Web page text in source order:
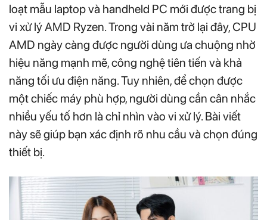
loạt mẫu laptop và handheld PC mới được trang bị
vi xử lý AMD Ryzen. Trong vài năm trở lại đây, CPU
AMD ngày càng được người dùng ưa chuộng nhờ
hiệu năng mạnh mẽ, công nghệ tiên tiến và khả
năng tối ưu điện năng. Tuy nhiên, để chọn được
một chiếc máy phù hợp, người dùng cần cân nhắc
nhiều yếu tố hơn là chỉ nhìn vào vi xử lý. Bài viết
này sẽ giúp bạn xác định rõ nhu cầu và chọn đúng
thiết bị.